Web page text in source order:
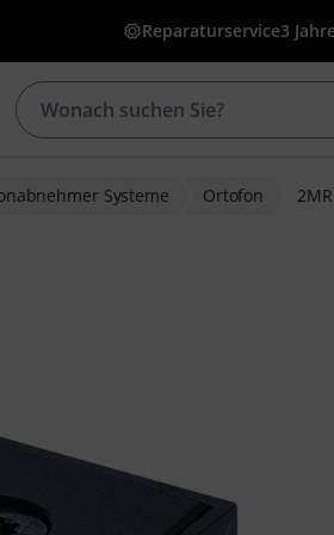
Reparaturservice3
Systeme Ortofon